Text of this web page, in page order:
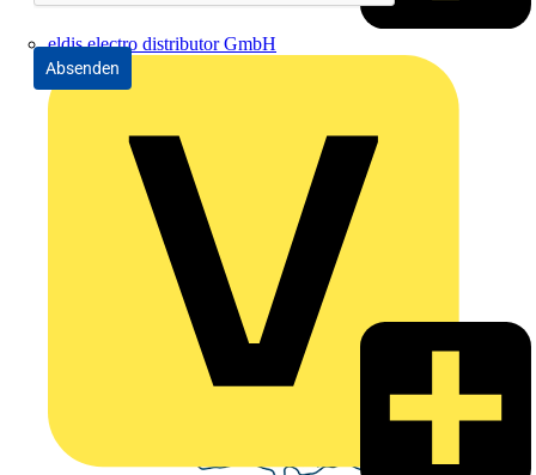
eldis electro distributor GmbH
Absenden